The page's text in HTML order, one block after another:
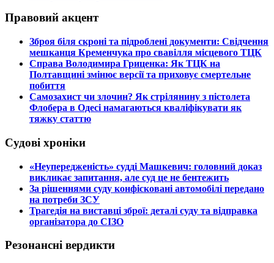
Правовий акцент
​Зброя біля скроні та підроблені документи: Свідчення
мешканця Кременчука про свавілля місцевого ТЦК
​Справа Володимира Гриценка: Як ТЦК на
Полтавщині змінює версії та приховує смертельне
побиття
​Самозахист чи злочин? Як стрілянину з пістолета
Флобера в Одесі намагаються кваліфікувати як
тяжку статтю
Судові хроніки
​«Неупередженість» судді Машкевич: головний доказ
викликає запитання, але суд це не бентежить
​За рішеннями суду конфісковані автомобілі передано
на потреби ЗСУ
​Трагедія на виставці зброї: деталі суду та відправка
організатора до СІЗО
Резонансні вердикти